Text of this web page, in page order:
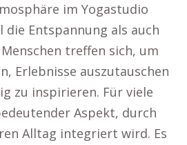
im Yogastudio
Entspannung als auch
treffen sich, um
Erlebnisse auszutauschen
zu inspirieren. Für viele
Aspekt, durch
Alltag integriert wird. Es